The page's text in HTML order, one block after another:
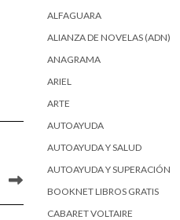
ALFAGUARA
ALIANZA DE NOVELAS (ADN)
ANAGRAMA
ARIEL
ARTE
AUTOAYUDA
AUTOAYUDA Y SALUD
AUTOAYUDA Y SUPERACIÓN
BOOKNET LIBROS GRATIS
CABARET VOLTAIRE